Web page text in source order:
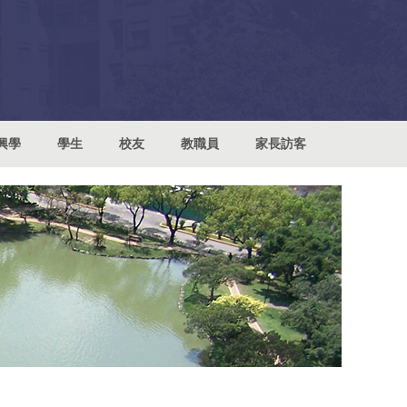
學 學生 校友 教職員 家長訪客